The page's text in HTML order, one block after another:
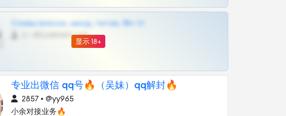
显示 18+
Сливы вписок, шкод, теток, 18+ тг
@DARK15FLOWSBOT
专业出微信 qq号🔥（吴妹）qq解封🔥
2857 • @yy965
小余对接业务🔥